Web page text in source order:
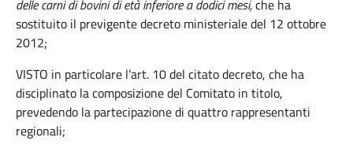
delle carni di bovini di età inferiore a dodici mesi,che ha
sostituito il previgente decreto ministeriale del 12 ottobre
2012;
VISTO in particolare l’art. 10 del citato decreto, che ha
disciplinato la composizione del Comitato in titolo,
prevedendo la partecipazione di quattro rappresentanti
regionali;